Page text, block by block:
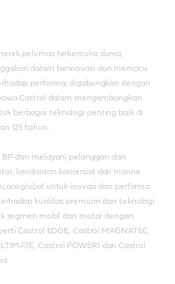
pelumas terkemuka dunia,
dalam berinovasi dan memacu
performa, digabungkan dengan
Castrol dalam mengembangkan
berbagai teknologi penting baik di
125 tahun.
dan melayani pelanggan dan
kendaraan komersial dan marine.
global untuk inovasi dan performa
kualitas premium dan teknologi
segmen mobil dan motor dengan
Castrol EDGE, Castrol MAGNATEC,
Castrol POWER1 dan Castrol